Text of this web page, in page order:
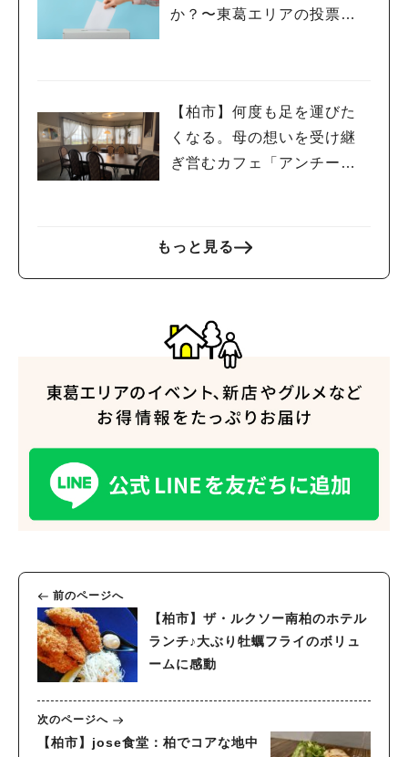
か？〜東葛エリアの投票率
【柏市】何度も足を運びた
くなる。母の想いを受け継
ぎ営むカフェ「アンチー
もっと見る
前のページへ
【柏市】ザ・ルクソー南柏のホテル
ランチ♪大ぶり牡蠣フライのボリュ
ームに感動
次のページへ
【柏市】jose食堂：柏でコアな地中